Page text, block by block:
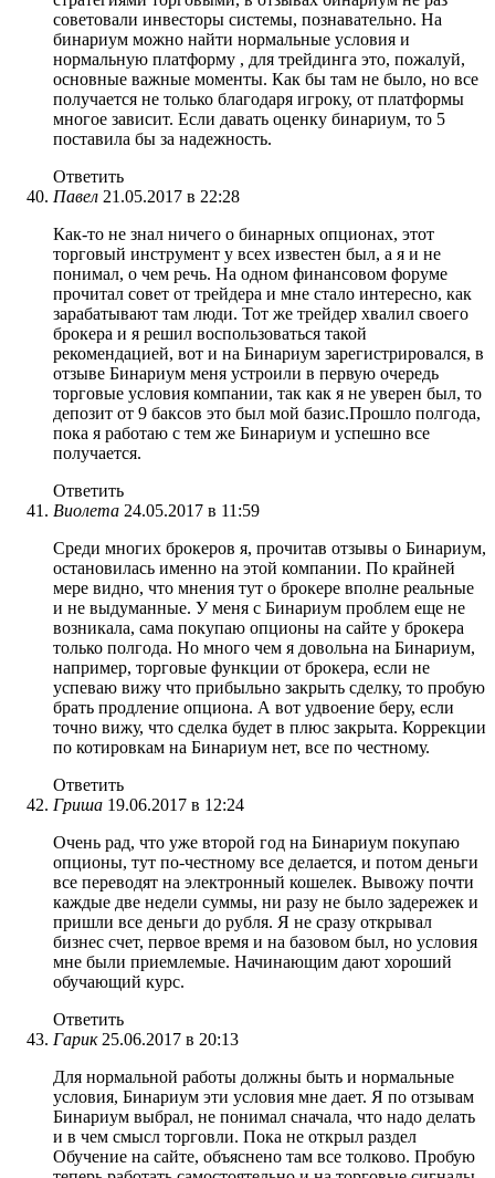
советовали инвесторы системы, познавательно. На
бинариум можно найти нормальные условия и
нормальную платформу , для трейдинга это, пожалуй,
основные важные моменты. Как бы там не было, но все
получается не только благодаря игроку, от платформы
многое зависит. Если давать оценку бинариум, то 5
поставила бы за надежность.
Ответить
Павел 21.05.2017 в 22:28
Как-то не знал ничего о бинарных опционах, этот
торговый инструмент у всех известен был, а я и не
понимал, о чем речь. На одном финансовом форуме
прочитал совет от трейдера и мне стало интересно, как
зарабатывают там люди. Тот же трейдер хвалил своего
брокера и я решил воспользоваться такой
рекомендацией, вот и на Бинариум зарегистрировался, в
отзыве Бинариум меня устроили в первую очередь
торговые условия компании, так как я не уверен был, то
депозит от 9 баксов это был мой базис.Прошло полгода,
пока я работаю с тем же Бинариум и успешно все
получается.
Ответить
Виолета 24.05.2017 в 11:59
Среди многих брокеров я, прочитав отзывы о Бинариум,
остановилась именно на этой компании. По крайней
мере видно, что мнения тут о брокере вполне реальные
и не выдуманные. У меня с Бинариум проблем еще не
возникала, сама покупаю опционы на сайте у брокера
только полгода. Но много чем я довольна на Бинариум,
например, торговые функции от брокера, если не
успеваю вижу что прибыльно закрыть сделку, то пробую
брать продление опциона. А вот удвоение беру, если
точно вижу, что сделка будет в плюс закрыта. Коррекции
по котировкам на Бинариум нет, все по честному.
Ответить
Гриша 19.06.2017 в 12:24
Очень рад, что уже второй год на Бинариум покупаю
опционы, тут по-честному все делается, и потом деньги
все переводят на электронный кошелек. Вывожу почти
каждые две недели суммы, ни разу не было задережек и
пришли все деньги до рубля. Я не сразу открывал
бизнес счет, первое время и на базовом был, но условия
мне были приемлемые. Начинающим дают хороший
обучающий курс.
Ответить
Гарик 25.06.2017 в 20:13
Для нормальной работы должны быть и нормальные
условия, Бинариум эти условия мне дает. Я по отзывам
Бинариум выбрал, не понимал сначала, что надо делать
и в чем смысл торговли. Пока не открыл раздел
Обучение на сайте, объяснено там все толково. Пробую